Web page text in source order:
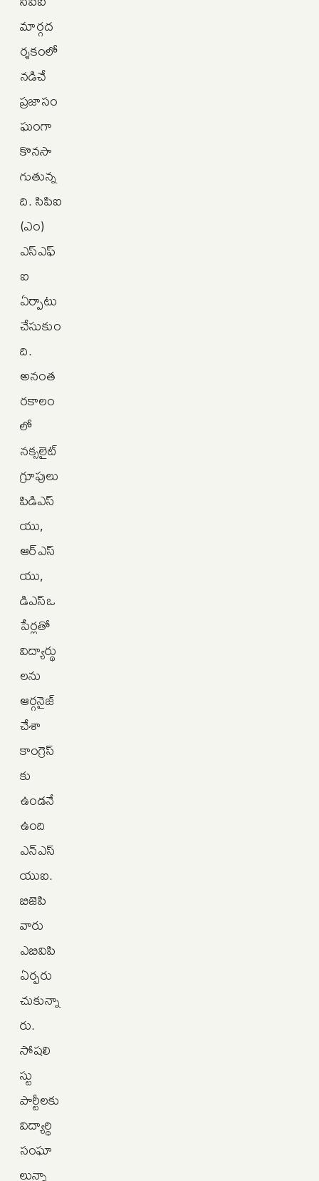
మార్గద
ర్శకంలో
నడిచే
ప్రజాసం
ఘంగా
కొనసా
గుతున్న
ది. సిపిఐ
(ఎం)
ఎస్‌ఎఫ్‌
ఐ
ఏర్పాటు
చేసుకుం
ది.
అనంత
రకాలం
లో
నక్సలైట్‌
గ్రూపులు
పిడిఎస్‌
యు,
ఆర్‌ఎస్‌
యు,
డిఎస్‌ఒ
పేర్లతో
విద్యార్థు
లను
ఆర్గనైజ్‌
చేశా
కాంగ్రెస్‌
కు
ఉండనే
ఉంది
ఎన్‌ఎస్‌
యుఐ.
బిజెపి
వారు
ఎబివిపి
ఏర్పరు
చుకున్నా
రు.
సోషలి
స్టు
పార్టీలకు
విద్యార్థి
సంఘా
లున్నా